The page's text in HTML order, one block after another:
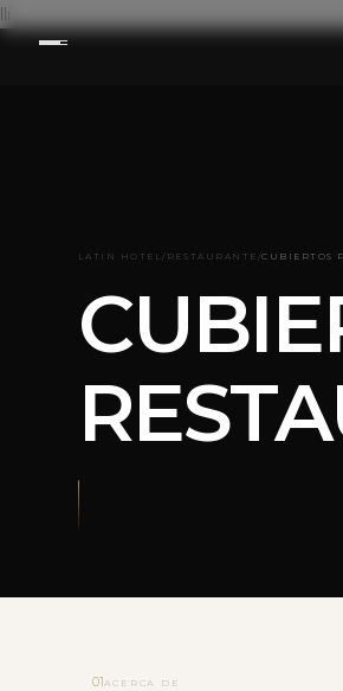
lli
LATIN HOTEL / RESTAURANTE /CUBIERTOS
01 ACERCA DE